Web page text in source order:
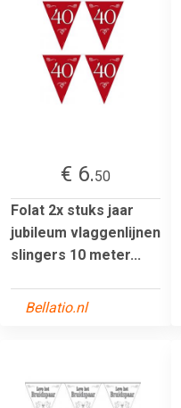
€ 6.50
Folat 2x stuks jaar
jubileum vlaggenlijnen
slingers 10 meter...
Bellatio.nl